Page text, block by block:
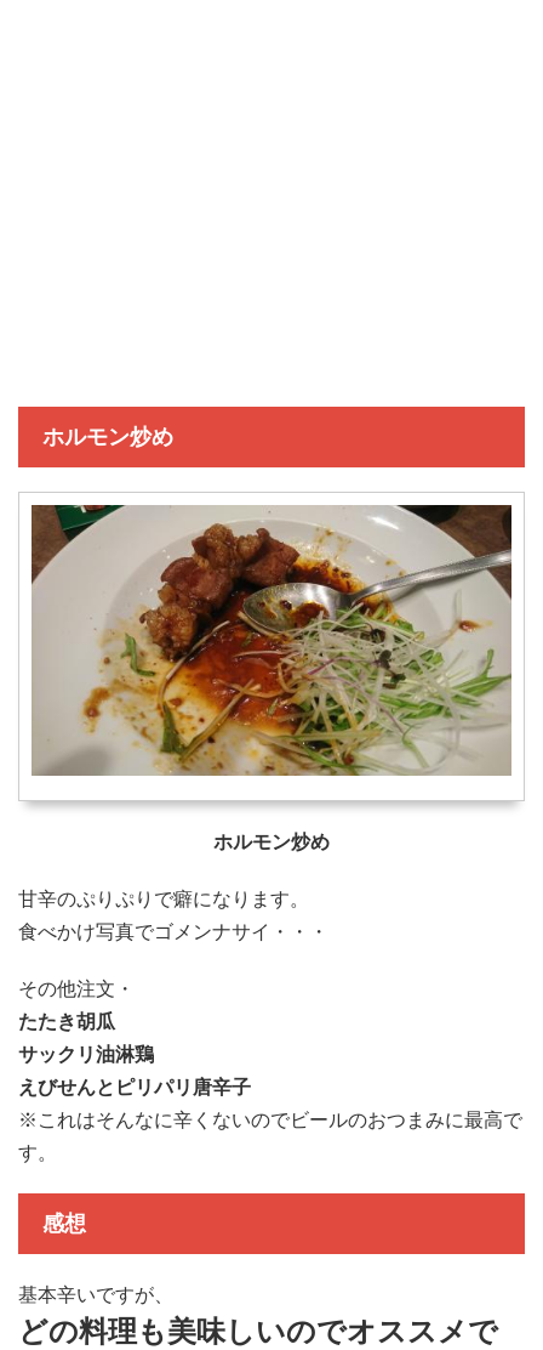
ホルモン炒め
ホルモン炒め
甘辛のぷりぷりで癖になります。
食べかけ写真でゴメンナサイ・・・
その他注文・
たたき胡瓜
サックリ油淋鶏
えびせんとピリパリ唐辛子
※これはそんなに辛くないのでビールのおつまみに最高で
す。
感想
基本辛いですが、
どの料理も美味しいのでオススメで